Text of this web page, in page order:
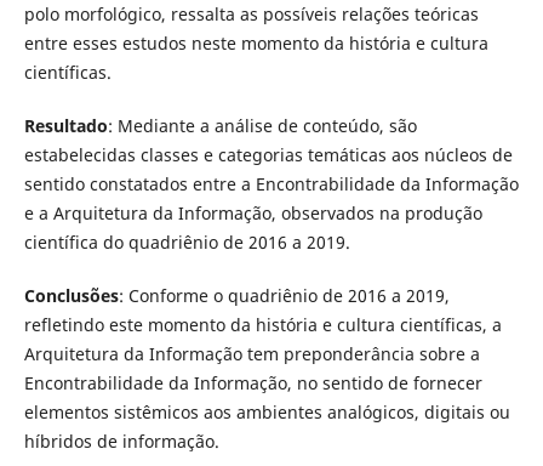
polo morfológico, ressalta as possíveis relações teóricas
entre esses estudos neste momento da história e cultura
científicas.
Resultado: Mediante a análise de conteúdo, são
estabelecidas classes e categorias temáticas aos núcleos de
sentido constatados entre a Encontrabilidade da Informação
e a Arquitetura da Informação, observados na produção
científica do quadriênio de 2016 a 2019.
Conclusões: Conforme o quadriênio de 2016 a 2019,
refletindo este momento da história e cultura científicas, a
Arquitetura da Informação tem preponderância sobre a
Encontrabilidade da Informação, no sentido de fornecer
elementos sistêmicos aos ambientes analógicos, digitais ou
híbridos de informação.